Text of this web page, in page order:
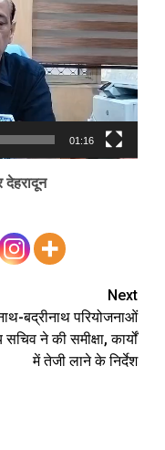
01:16
देहरादून
Next
बद्रीनाथ परियोजनाओं
ने की समीक्षा, कार्यों
में तेजी लाने के निर्देश